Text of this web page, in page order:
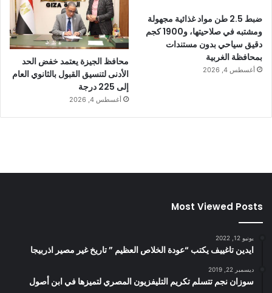
ضبط 2.5 طن مواد غذائية مجهولة
ومشتبه في صلاحيتها، و1900 كجم
دقيق سياحي بدون مستندات
بمحافظة الغربية
أغسطس 4, 2026
محافظ الجيزة يعتمد خفض الحد
الأدنى لتنسيق القبول بالثانوي العام
إلى 225 درجة
أغسطس 4, 2026
Most Viewed Posts
يونيو 12, 2022
ايدين تاغييف يكتب “عودة الخلاص العظيم ” تاريخ غير مصير اذربيجا
ديسمبر 22, 2019
سوزان نجم تتسلم تكريم التليفزيون المصري لتميزها في ابن أصول